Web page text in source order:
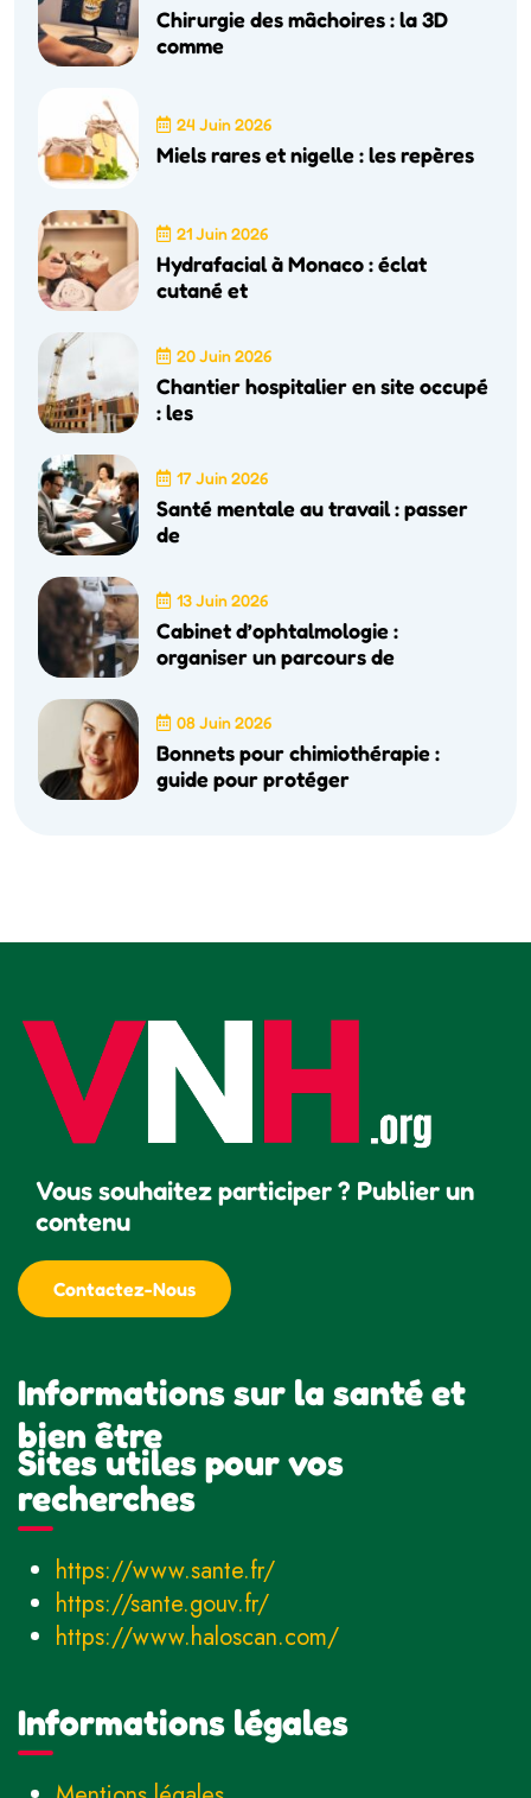
Chirurgie des mâchoires : la 3D
comme
24 Juin 2026
Miels rares et nigelle : les repères
21 Juin 2026
Hydrafacial à Monaco : éclat
cutané et
20 Juin 2026
Chantier hospitalier en site occupé
: les
17 Juin 2026
Santé mentale au travail : passer
de
13 Juin 2026
Cabinet d’ophtalmologie :
organiser un parcours de
08 Juin 2026
Bonnets pour chimiothérapie :
guide pour protéger
Vous souhaitez participer ? Publier un
contenu
Contactez-Nous
Informations sur la santé et
bien être
Sites utiles pour vos
recherches
https://www.sante.fr/
https://sante.gouv.fr/
https://www.haloscan.com/
Informations légales